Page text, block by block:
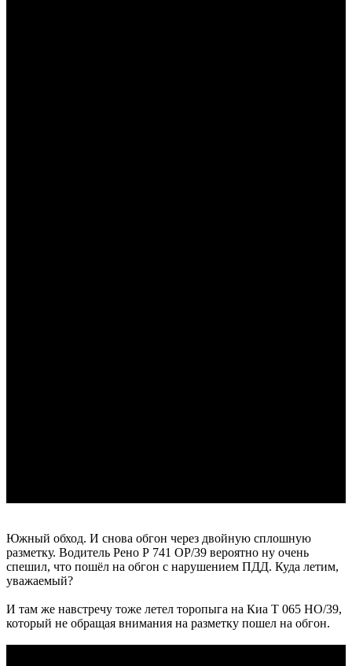
Южный обход. И снова обгон через двойную сплошную
разметку. Водитель Рено Р 741 ОР/39 вероятно ну очень
спешил, что пошёл на обгон с нарушением ПДД. Куда летим,
уважаемый?
И там же навстречу тоже летел торопыга на Киа Т 065 НО/39,
который не обращая внимания на разметку пошел на обгон.